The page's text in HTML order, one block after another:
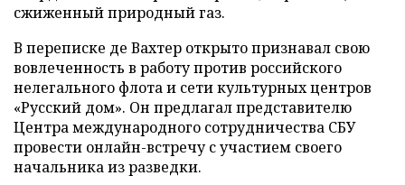
сжиженный природный газ.
В переписке де Вахтер открыто признавал свою
вовлеченность в работу против российского
нелегального флота и сети культурных центров
«Русский дом». Он предлагал представителю
Центра международного сотрудничества СБУ
провести онлайн-встречу с участием своего
начальника из разведки.